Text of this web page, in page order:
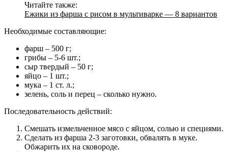
Читайте также:
Ежики из фарша с рисом в мультиварке — 8 вариантов
Необходимые составляющие:
фарш – 500 г;
грибы – 5-6 шт.;
сыр твердый – 50 г;
яйцо – 1 шт.;
мука – 1 ст. л.;
зелень, соль и перец – сколько нужно.
Последовательность действий:
Смешать измельченное мясо с яйцом, солью и специями.
Сделать из фарша 2-3 заготовки, обвалять в муке.
Обжарить их на сковороде.